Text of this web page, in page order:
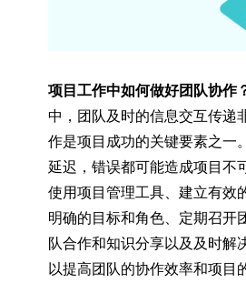
项目工作中如何做好团队协作
中，团队及时的信息交互传递
作是项目成功的关键要素之一
延迟，错误都可能造成项目不
使用项目管理工具、建立有效
明确的目标和角色、定期召开
队合作和知识分享以及及时解
以提高团队的协作效率和项目